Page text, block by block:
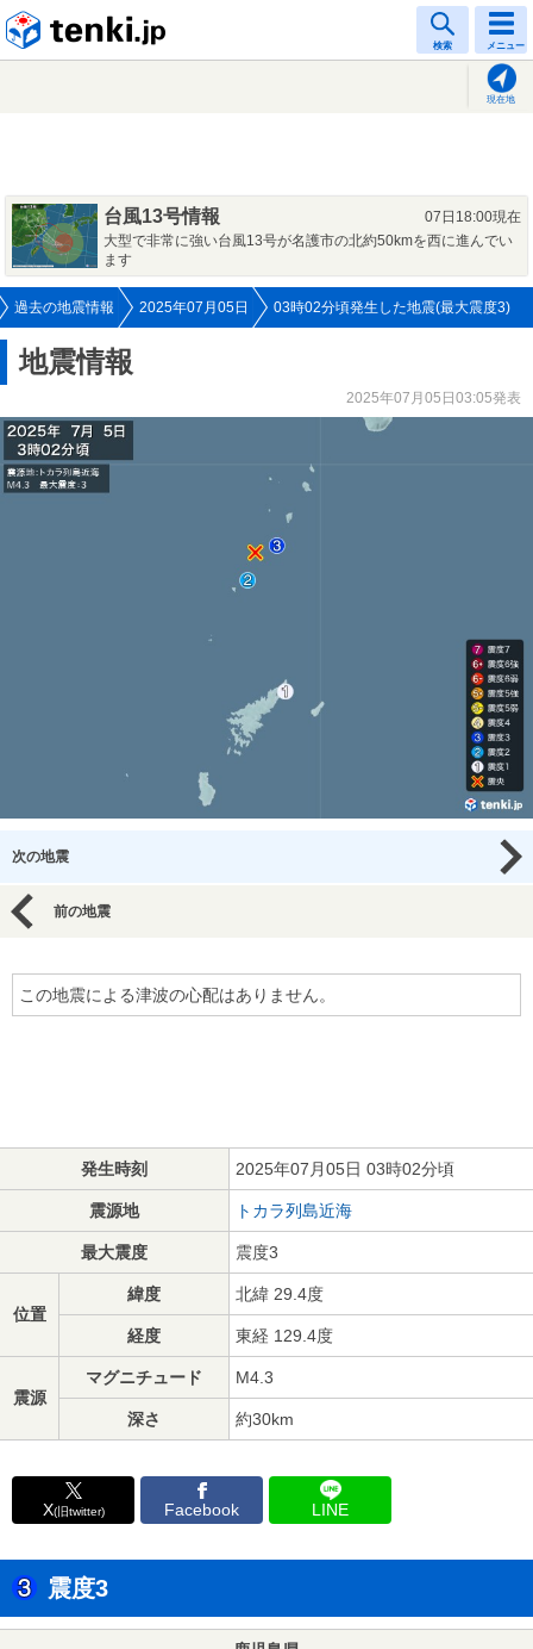
検索 メニュー
現在地
台風13号情報
07日18:00現在
大型で非常に強い台風13号が名護市の北約50kmを西に進んでい
ます
過去の地震情報 2025年07月05日 03時02分頃発生した地震(最大震度3)
地震情報
2025年07月05日03:05発表
次の地震
前の地震
この地震による津波の心配はありません。
発生時刻 2025年07月05日 03時02分頃
震源地 トカラ列島近海
最大震度 震度3
位置
緯度 北緯 29.4度
経度 東経 129.4度
震源
マグニチュード M4.3
深さ 約30km
X(旧twitter) Facebook LINE
震度3